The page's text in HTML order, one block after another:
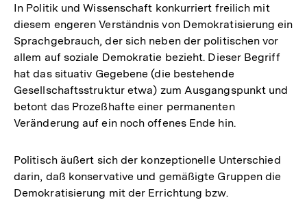
In Politik und Wissenschaft konkurriert freilich mit
diesem engeren Verständnis von Demokratisierung ein
Sprachgebrauch, der sich neben der politischen vor
allem auf soziale Demokratie bezieht. Dieser Begriff
hat das situativ Gegebene (die bestehende
Gesellschaftsstruktur etwa) zum Ausgangspunkt und
betont das Prozeßhafte einer permanenten
Veränderung auf ein noch offenes Ende hin.
Politisch äußert sich der konzeptionelle Unterschied
darin, daß konservative und gemäßigte Gruppen die
Demokratisierung mit der Errichtung bzw.